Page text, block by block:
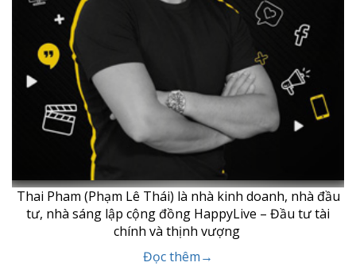
Thai Pham (Phạm Lê Thái) là nhà kinh doanh, nhà đầu
tư, nhà sáng lập cộng đồng HappyLive – Đầu tư tài
chính và thịnh vượng
Đọc thêm→